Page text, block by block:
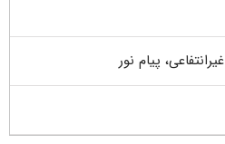
پیام نور